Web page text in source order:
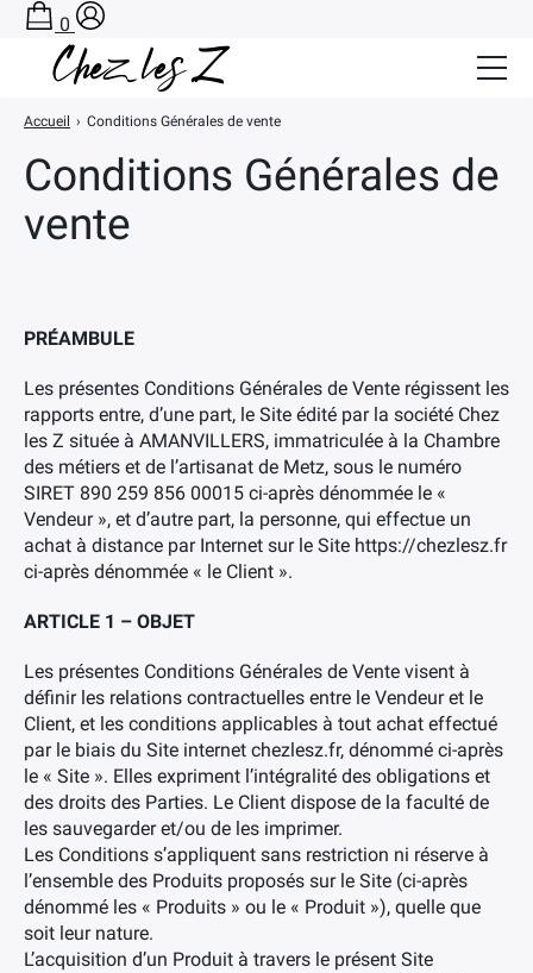
Conditions Générales de
vente
Accueil › Conditions Générales de vente
PRÉAMBULE
Les présentes Conditions Générales de Vente régissent les
rapports entre, d’une part, le Site édité par la société Chez
les Z située à AMANVILLERS, immatriculée à la Chambre
des métiers et de l’artisanat de Metz, sous le numéro
SIRET 890 259 856 00015 ci-après dénommée le «
Vendeur », et d’autre part, la personne, qui effectue un
achat à distance par Internet sur le Site https://chezlesz.fr
ci-après dénommée « le Client ».
ARTICLE 1 – OBJET
Les présentes Conditions Générales de Vente visent à
définir les relations contractuelles entre le Vendeur et le
Client, et les conditions applicables à tout achat effectué
par le biais du Site internet chezlesz.fr, dénommé ci-après
le « Site ». Elles expriment l’intégralité des obligations et
des droits des Parties. Le Client dispose de la faculté de
les sauvegarder et/ou de les imprimer.
Les Conditions s’appliquent sans restriction ni réserve à
l’ensemble des Produits proposés sur le Site (ci-après
dénommé les « Produits » ou le « Produit »), quelle que
soit leur nature.
L’acquisition d’un Produit à travers le présent Site
0
Salle de Bain Zéro Déchet
Cuisine Zéro Déchet
BLOG
CONTACT
PANIER